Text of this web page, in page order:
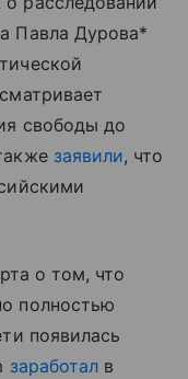
Павла Дурова*
свободы до
заявили, что
о том, что
полностью
появилась
заработалв